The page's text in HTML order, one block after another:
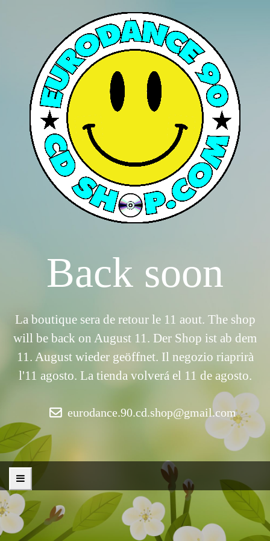
Back soon
La boutique sera de retour le 11 aout. The shop
will be back on August 11. Der Shop ist ab dem
11. August wieder geöffnet. Il negozio riaprirà
l'11 agosto. La tienda volverá el 11 de agosto.
eurodance.90.cd.shop@gmail.com